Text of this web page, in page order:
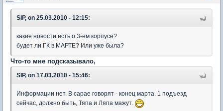
SIP, on 25.03.2010 - 12:15:
какие новости есть о 3-ем корпусе?
будет ли ГК в МАРТЕ? Или уже была?
Что-то мне подсказывало,
SIP, on 17.03.2010 - 15:46:
Информации нет. В сарае говорят - конец марта. 1 подъезд
сейчас, должно быть, Тяпа и Ляпа мажут.